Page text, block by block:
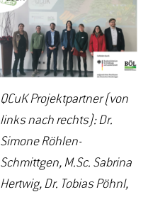
QCuK Projektpartner (von
links nach rechts): Dr.
Simone Röhlen-
Schmittgen, M.Sc. Sabrina
Hertwig, Dr. Tobias Pöhnl,